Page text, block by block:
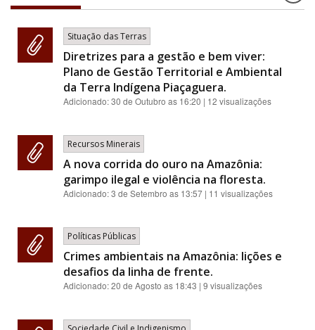
Situação das Terras
Diretrizes para a gestão e bem viver:
Plano de Gestão Territorial e Ambiental
da Terra Indígena Piaçaguera.
Adicionado:30 de Outubro as 16:20 | 12 visualizações
Recursos Minerais
A nova corrida do ouro na Amazônia:
garimpo ilegal e violência na floresta.
Adicionado:3 de Setembro as 13:57 | 11 visualizações
Políticas Públicas
Crimes ambientais na Amazônia: lições e
desafios da linha de frente.
Adicionado:20 de Agosto as 18:43 | 9 visualizações